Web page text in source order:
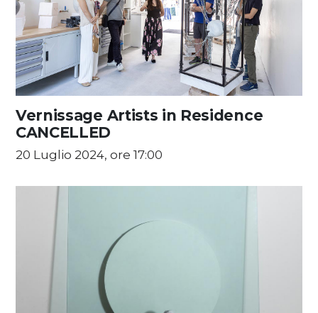
Vernissage Artists in Residence
CANCELLED
20 Luglio 2024, ore 17:00